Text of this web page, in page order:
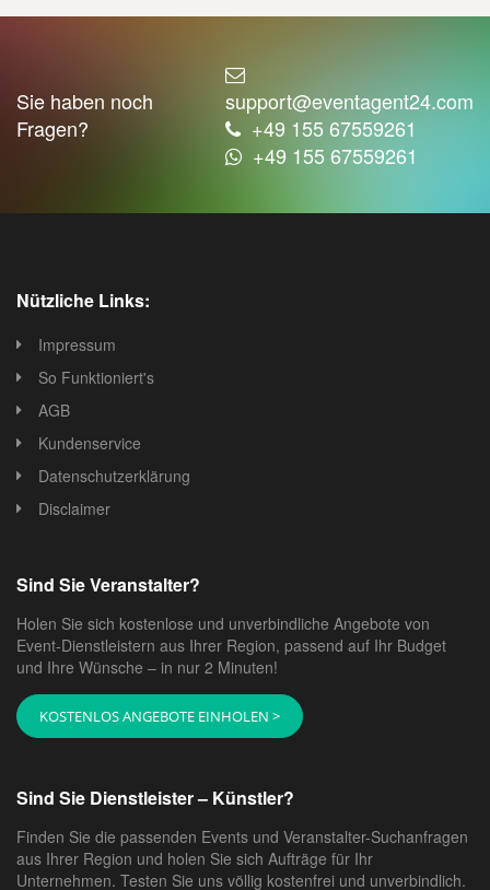
Sie haben noch
Fragen?
support@eventagent24.com
+49 155 67559261
+49 155 67559261
Nützliche Links:
Impressum
So Funktioniert's
AGB
Kundenservice
Datenschutzerklärung
Disclaimer
Sind Sie Veranstalter?
Holen Sie sich kostenlose und unverbindliche Angebote von
Event-Dienstleistern aus Ihrer Region, passend auf Ihr Budget
und Ihre Wünsche – in nur 2 Minuten!
KOSTENLOS ANGEBOTE EINHOLEN >
Sind Sie Dienstleister – Künstler?
Finden Sie die passenden Events und Veranstalter-Suchanfragen
aus Ihrer Region und holen Sie sich Aufträge für Ihr
Unternehmen. Testen Sie uns völlig kostenfrei und unverbindlich.